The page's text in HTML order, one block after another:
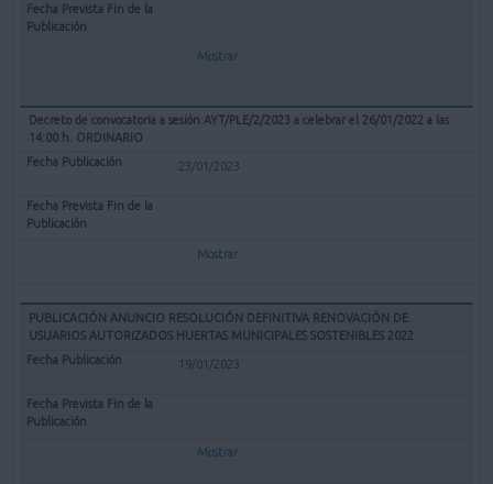
Mostrar
Decreto de convocatoria a sesión AYT/PLE/2/2023 a celebrar el 26/01/2022 a las
14:00 h. ORDINARIO
23/01/2023
Mostrar
PUBLICACIÓN ANUNCIO RESOLUCIÓN DEFINITIVA RENOVACIÓN DE
USUARIOS AUTORIZADOS HUERTAS MUNICIPALES SOSTENIBLES 2022
19/01/2023
Mostrar